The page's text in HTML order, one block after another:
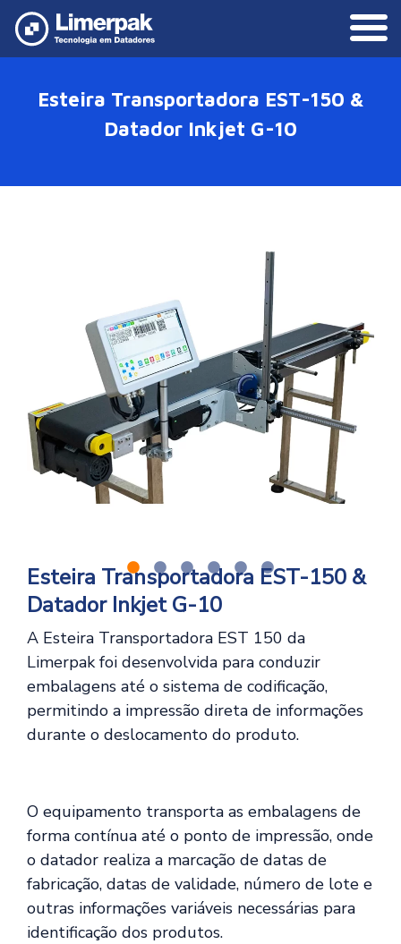
Esteira Transportadora EST-150 &
Datador Inkjet G-10
Esteira Transportadora EST-150 &
Datador Inkjet G-10
A Esteira Transportadora EST 150 da
Limerpak foi desenvolvida para conduzir
embalagens até o sistema de codificação,
permitindo a impressão direta de informações
durante o deslocamento do produto.
O equipamento transporta as embalagens de
forma contínua até o ponto de impressão, onde
o datador realiza a marcação de datas de
fabricação, datas de validade, número de lote e
outras informações variáveis necessárias para
identificação dos produtos.